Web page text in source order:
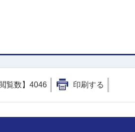
覧数】 4046 印刷する